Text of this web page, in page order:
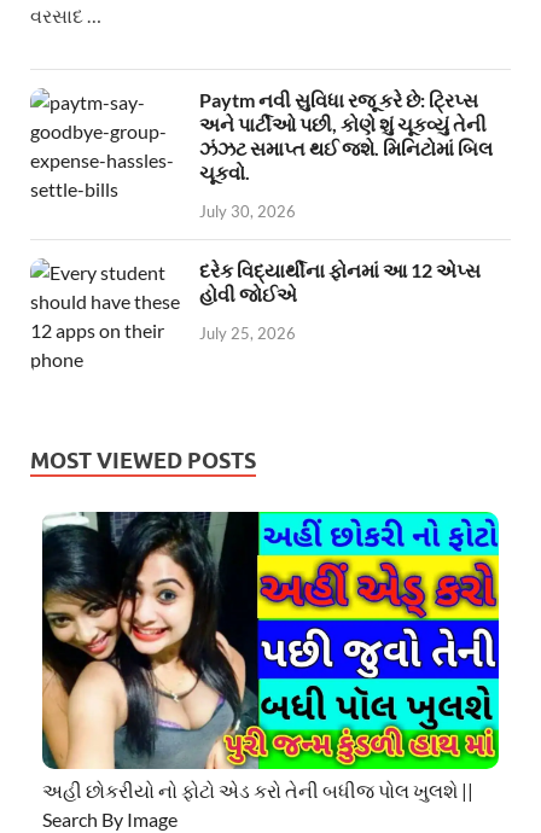
વરસાદ …
Paytm નવી સુવિધા રજૂ કરે છે: ટ્રિપ્સ
અને પાર્ટીઓ પછી, કોણે શું ચૂકવ્યું તેની
ઝંઝટ સમાપ્ત થઈ જશે. મિનિટોમાં બિલ
ચૂકવો.
July 30, 2026
દરેક વિદ્યાર્થીના ફોનમાં આ 12 એપ્સ
હોવી જોઈએ
July 25, 2026
MOST VIEWED POSTS
અહી છોકરીયો નો ફોટો એડ કરો તેની બધીજ પોલ ખુલશે ||
Search By Image